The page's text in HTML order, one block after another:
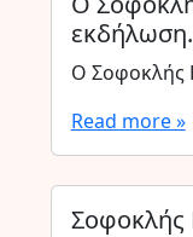
εκδήλωση.
Ο Σοφοκλής
Read more »
Σοφοκλής